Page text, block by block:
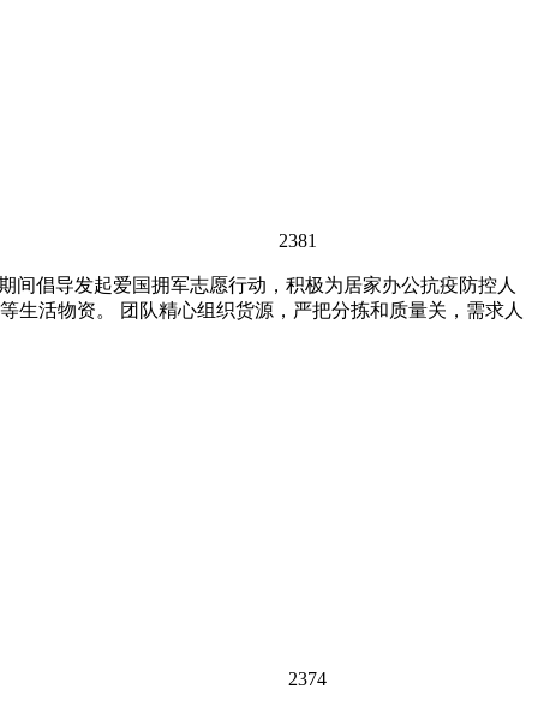
2381
倡导发起爱国拥军志愿行动，积极为居家办公抗疫防控人
生活物资。 团队精心组织货源，严把分拣和质量关，需求人
2374